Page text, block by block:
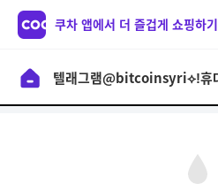
쿠차 앱에서 더 즐겁게 쇼핑하기